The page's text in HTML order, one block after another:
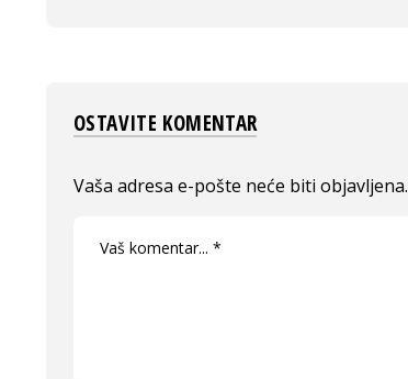
OSTAVITE KOMENTAR
Vaša adresa e-pošte neće biti objavljena.